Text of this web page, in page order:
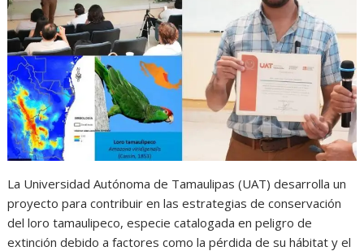
A
p
p
o
o
k
n
g
e
r
r
a
m
La Universidad Autónoma de Tamaulipas (UAT) desarrolla un
proyecto para contribuir en las estrategias de conservación
del loro tamaulipeco, especie catalogada en peligro de
extinción debido a factores como la pérdida de su hábitat y el